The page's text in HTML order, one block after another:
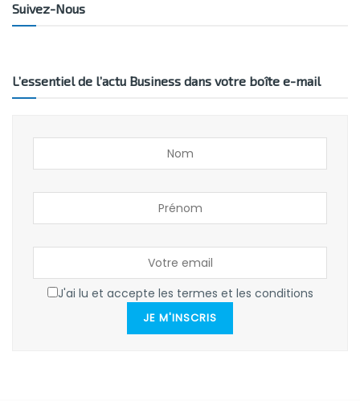
Suivez-Nous
L’essentiel de l’actu Business dans votre boîte e-mail
J'ai lu et accepte les termes et les conditions
JE M'INSCRIS